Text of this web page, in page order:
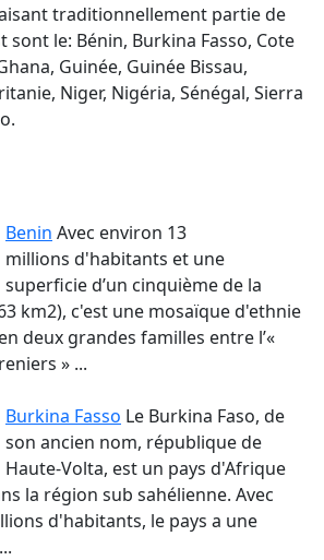
traditionnellement partie de
sont le: Bénin, Burkina Fasso, Cote
Guinée, Guinée Bissau,
Niger, Nigéria, Sénégal, Sierra
Benin Avec environ 13
millions d'habitants et une
superficie d’un cinquième de la
km2), c'est une mosaïque d'ethnie
deux grandes familles entre l’«
» ...
Burkina Fasso Le Burkina Faso, de
son ancien nom, république de
Haute-Volta, est un pays d'Afrique
la région sub sahélienne. Avec
d'habitants, le pays a une